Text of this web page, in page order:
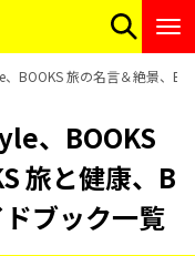
BOOKS 旅の名言＆絶景、
、BOOKS
旅と健康、B
ブック一覧